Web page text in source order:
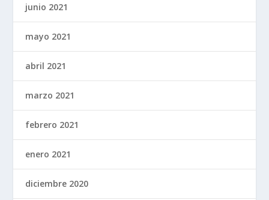
junio 2021
mayo 2021
abril 2021
marzo 2021
febrero 2021
enero 2021
diciembre 2020